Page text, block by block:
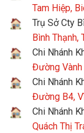
Tam Hiệp,
Trụ Sở Cty
Bình Thạnh,
Chi Nhánh
Đường Vành
Chi Nhánh
Đường B4,
Chi Nhánh
Quách Thị